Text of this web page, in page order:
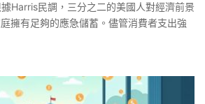
Harris民調，三分之二的美國人對經濟前景
擁有足夠的應急儲蓄。儘管消費者支出強